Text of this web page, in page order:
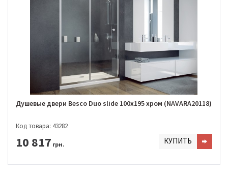
Душевые двери Besco Duo slide 100x195 хром (NAVARA20118)
Код товара: 43282
10 817 грн. КУПИТЬ